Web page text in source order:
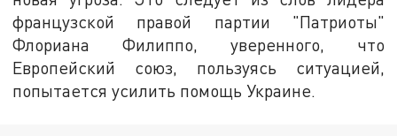
французской правой партии "Патриоты"
Флориана Филиппо, уверенного, что
Европейский союз, пользуясь ситуацией,
попытается усилить помощь Украине.